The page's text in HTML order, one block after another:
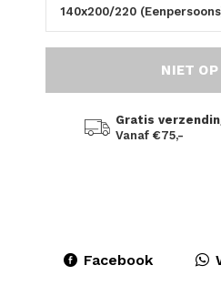
NIET OP
Gratis
Vanaf €75,-
Facebook